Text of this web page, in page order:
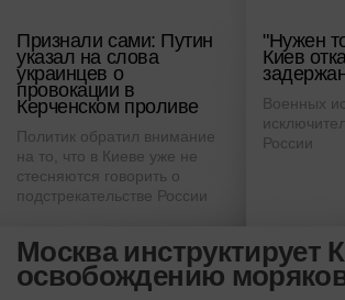
Признали сами: Путин
указал на слова
украинцев о
провокации в
Керченском проливе
Политик обратил внимание
на то, что в Киеве уже не
стесняются говорить о
подстрекательстве России
"Нужен
Киев
Военных
России
Москва инструктирует
освобождению